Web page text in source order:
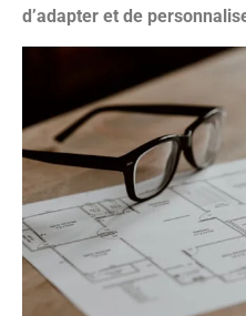
d’adapter et de